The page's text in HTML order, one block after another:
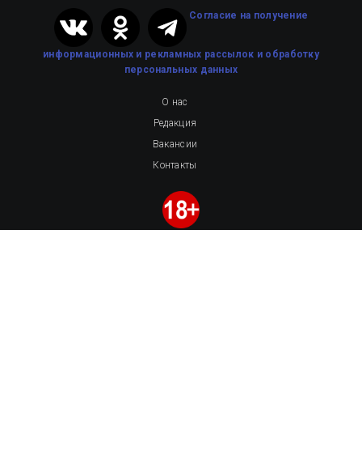
Cогласие на получение
информационных и рекламных рассылок и обработку
персональных данных
О нас
Редакция
Вакансии
Контакты